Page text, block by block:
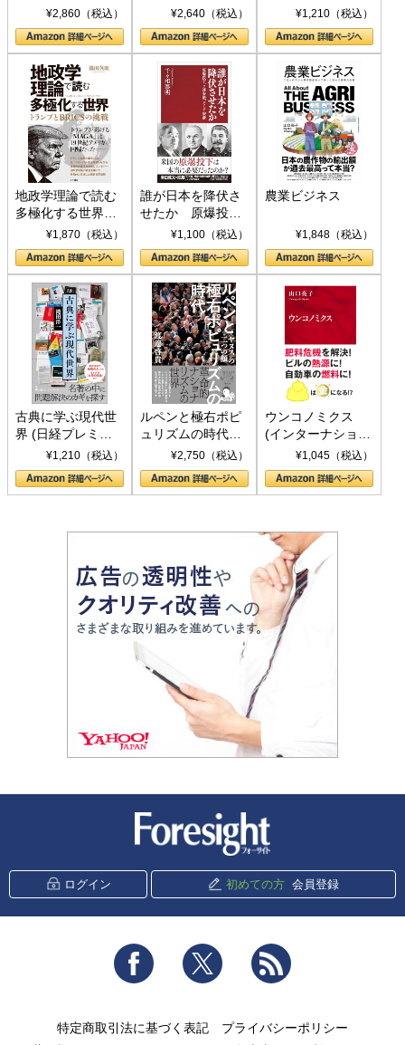
¥2,860（税込） ¥2,640（税込）
ト S 039)¥1,210（税込）
地政学理論で読む
多極化する世界：
トランプとBRICS
の挑戦
¥1,870（税込）
誰が日本を降伏さ
せたか 原爆投
下、ソ連参戦、そ
して聖断 (PHP新
書)
¥1,100（税込）
農業ビジネス
¥1,848（税込）
古典に学ぶ現代世
界 (日経プレミア
シリーズ)¥1,210（税込）
ルペンと極右ポピ
ュリズムの時代：
〈ヤヌス〉の二つ
の顔
¥2,750（税込）
ウンコノミクス
(インターナショナ
ル新書)¥1,045（税込）
ログイン 初めての方 会員登録
Facebook Twitter
特定商取引法に基づく表記
プライバシーポリシー